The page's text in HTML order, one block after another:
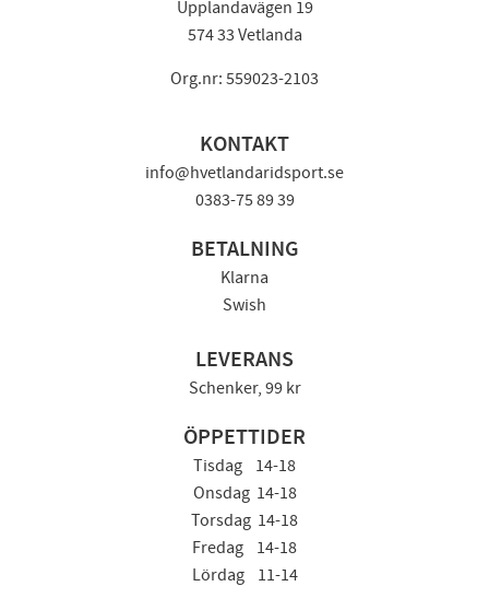
Upplandavägen 19
574 33 Vetlanda
Org.nr: 559023-2103
KONTAKT
info@hvetlandaridsport.se
0383-75 89 39
BETALNING
Klarna
Swish
LEVERANS
Schenker, 99 kr
ÖPPETTIDER
Tisdag 14-18
Onsdag 14-18
Torsdag 14-18
Fredag 14-18
Lördag 11-14